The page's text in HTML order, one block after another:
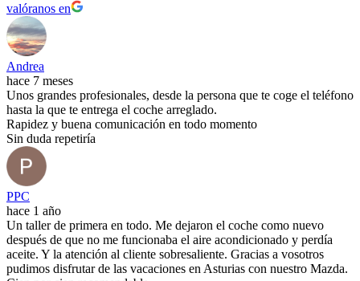
valóranos en
Andrea
hace 7 meses
Unos grandes profesionales, desde la persona que te coge el teléfono
hasta la que te entrega el coche arreglado.
Rapidez y buena comunicación en todo momento
Sin duda repetiría
PPC
hace 1 año
Un taller de primera en todo. Me dejaron el coche como nuevo
después de que no me funcionaba el aire acondicionado y perdía
aceite. Y la atención al cliente sobresaliente. Gracias a vosotros
pudimos disfrutar de las vacaciones en Asturias con nuestro Mazda.